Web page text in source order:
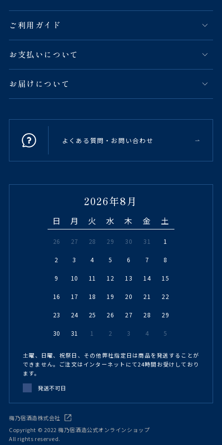
ご利用ガイド
お支払いについて
お届けについて
よくある質問・お問い合わせ
2026年8月
日 月 火 水 木 金 土
26 27 28 29 30 31 1
2 3 4 5 6 7 8
9 10 11 12 13 14 15
16 17 18 19 20 21 22
23 24 25 26 27 28 29
30 31 1 2 3 4 5
土曜、日曜、祝祭日、その他弊社指定日は商品を発送することが
できません。ご注文はインターネットにて24時間お受けしており
ます。
発送不可日
梅乃宿酒造株式会社
Copyright © 2022 梅乃宿酒造公式オンラインショップ
All rights reserved.